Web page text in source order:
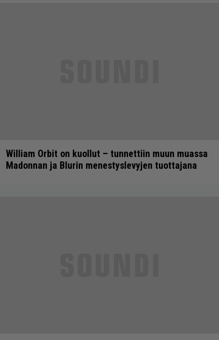
William Orbit on kuollut – tunnettiin muun muassa
Madonnan ja Blurin menestyslevyjen tuottajana